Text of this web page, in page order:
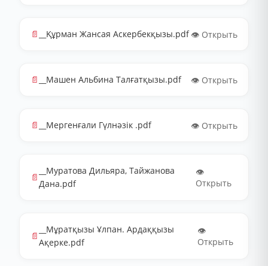
📄 __Құрман Жансая Аскербекқызы.pdf 👁️ Открыть
📄 __Машен Альбина Талғатқызы.pdf 👁️ Открыть
📄 __Мергенғали Гүлнәзік .pdf 👁️ Открыть
📄
__Муратова Дильяра, Тайжанова
Дана.pdf
👁️
Открыть
📄
__Мұратқызы Ұлпан. Ардаққызы
Ақерке.pdf
👁️
Открыть